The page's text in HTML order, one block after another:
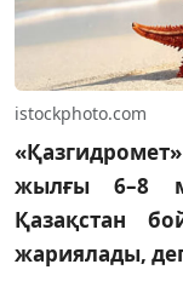
istockphoto.com
жылғы 6–8
Қазақстан
жариялады,